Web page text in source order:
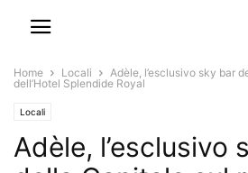
Home Locali
Adèle, l’esclusivo sky bar
dell’Hotel Splendide Royal
Locali
Adèle, l’esclusivo